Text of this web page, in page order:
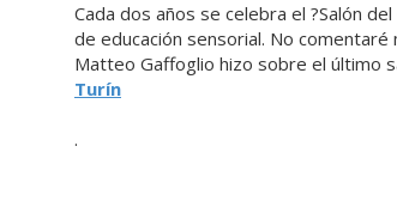
Cada dos años se celebra el ?Salón
de educación sensorial. No
Matteo Gaffoglio hizo sobre el último
Turín
.